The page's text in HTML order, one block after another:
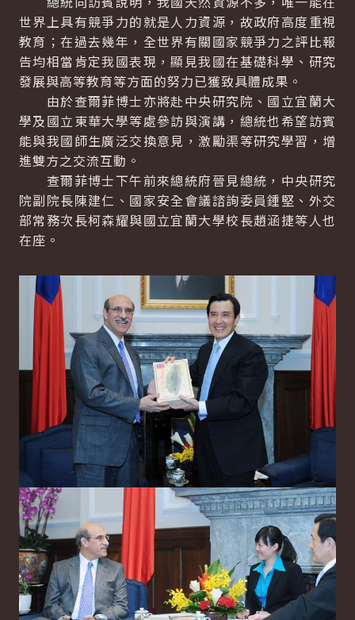
世界上具有競爭力的就是人力資源，故政府高度重視
教育；在過去幾年，全世界有關國家競爭力之評比報
告均相當肯定我國表現，顯見我國在基礎科學、研究
發展與高等教育等方面的努力已獲致具體成果。
由於查爾菲博士亦將赴中央研究院、國立宜蘭大
學及國立東華大學等處參訪與演講，總統也希望訪賓
能與我國師生廣泛交換意見，激勵渠等研究學習，增
進雙方之交流互動。
查爾菲博士下午前來總統府晉見總統，中央研究
院副院長陳建仁、國家安全會議諮詢委員鍾堅、外交
部常務次長柯森耀與國立宜蘭大學校長趙涵捷等人也
在座。